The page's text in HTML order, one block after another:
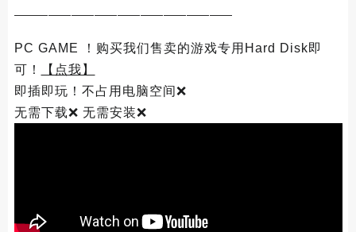
———————————————————
PC GAME ！购买我们售卖的游戏专用Hard Disk即
可！
【点我】
即插即玩！不占用电脑空间❌
无需下载❌ 无需安装❌